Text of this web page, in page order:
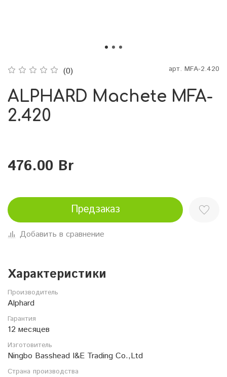
(0) арт. MFA-2.420
ALPHARD Machete MFA-
2.420
476.00 Br
Предзаказ
Добавить в сравнение
Характеристики
Производитель
Alphard
Гарантия
12 месяцев
Изготовитель
Ningbo Basshead I&E Trading Co.,Ltd
Страна производства